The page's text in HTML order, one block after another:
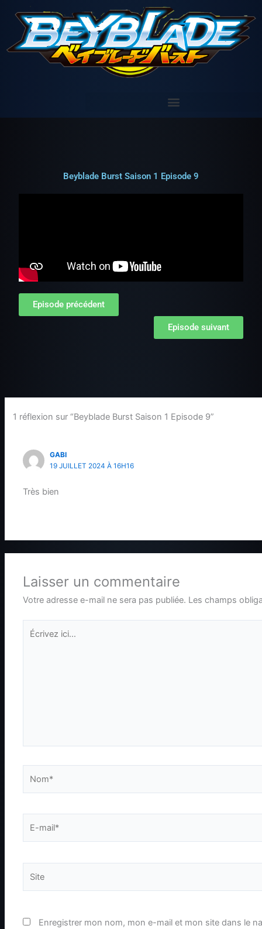
contenu
Beyblade Burst Saison 1 Episode 9
Episode précédent
Episode suivant
1 réflexion sur “Beyblade Burst Saison 1 Episode 9”
GABI
19 JUILLET 2024 À 16H16
Très bien
Laisser un commentaire
Votre adresse e-mail ne sera pas publiée. Les champs
Écrivez
ici…
Enregistrer mon nom, mon e-mail et mon site dans le